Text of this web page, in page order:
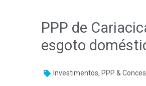
PPP de
esgoto
Investimentos, PPP &